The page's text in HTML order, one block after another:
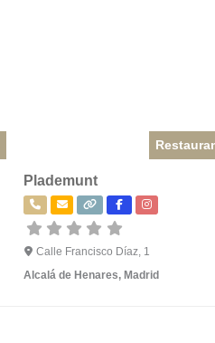
Plademunt
Calle Francisco Díaz, 1
Alcalá de Henares, Madrid